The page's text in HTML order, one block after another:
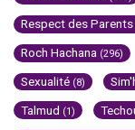
Respect des Parents
Roch Hachana (296)
Sexualité (8)
Talmud (1)